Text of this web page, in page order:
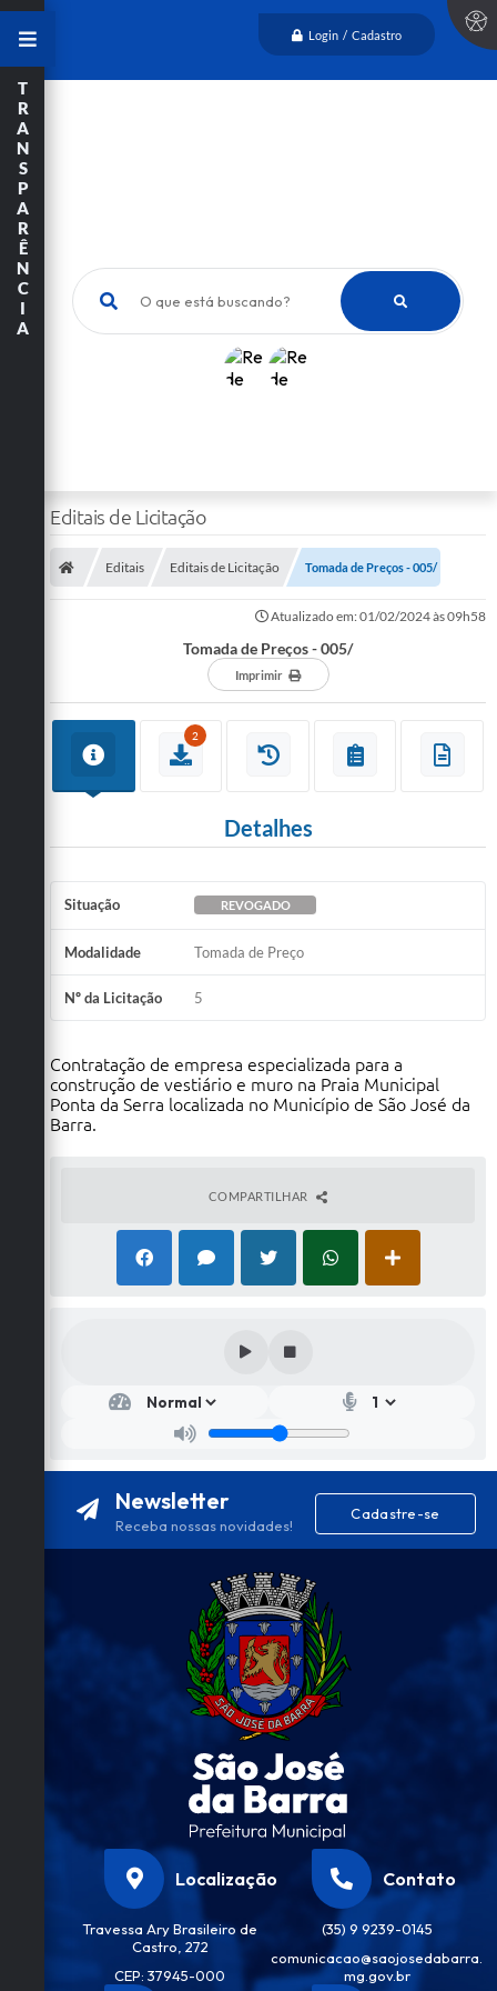
Login / Cadastro
O que está buscando?
T
R
A
N
S
P
A
R
Ê
N
C
I
A
Editais de Licitação
Editais Editais de Licitação Tomada de Preços - 005/
Atualizado em: 01/02/2024 às 09h58
Tomada de Preços - 005/
Imprimir
2
Detalhes
Situação REVOGADO
Modalidade Tomada de Preço
Nº da Licitação 5
Contratação de empresa especializada para a
construção de vestiário e muro na Praia Municipal
Ponta da Serra localizada no Município de São José da
Barra.
COMPARTILHAR
Newsletter
Receba nossas novidades!
Cadastre-se
Localização
Travessa Ary Brasileiro de
Castro, 272
CEP: 37945-000
Contato
(35) 9 9239-0145
comunicacao@saojosedabarra.
mg.gov.br